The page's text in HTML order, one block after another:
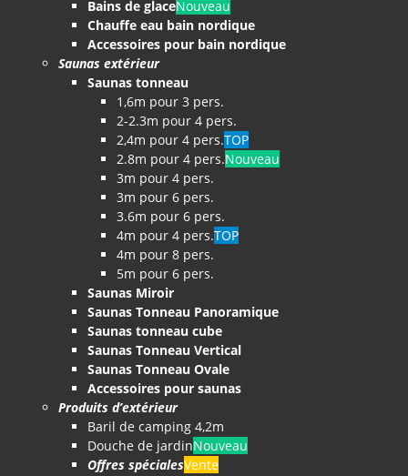
Bains de glaceNouveau
Chauffe eau bain nordique
Accessoires pour bain nordique
Saunas extérieur
Saunas tonneau
1,6m pour 3 pers.
2-2.3m pour 4 pers.
2,4m pour 4 pers.TOP
2.8m pour 4 pers.Nouveau
3m pour 4 pers.
3m pour 6 pers.
3.6m pour 6 pers.
4m pour 4 pers.TOP
4m pour 8 pers.
5m pour 6 pers.
Saunas Miroir
Saunas Tonneau Panoramique
Saunas tonneau cube
Saunas Tonneau Vertical
Saunas Tonneau Ovale
Accessoires pour saunas
Produits d’extérieur
Baril de camping 4,2m
Douche de jardinNouveau
Offres spécialesVente